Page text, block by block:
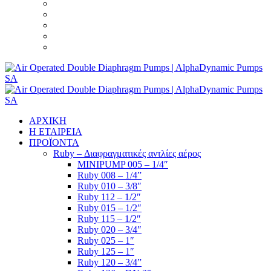
ΑΡΧΙΚΗ
Η ΕΤΑΙΡΕΙΑ
ΠΡΟΪΟΝΤΑ
Ruby – Διαφραγματικές αντλίες αέρος
MINIPUMP 005 – 1/4″
Ruby 008 – 1/4”
Ruby 010 – 3/8″
Ruby 112 – 1/2″
Ruby 015 – 1/2″
Ruby 115 – 1/2″
Ruby 020 – 3/4″
Ruby 025 – 1″
Ruby 125 – 1″
Ruby 120 – 3/4”